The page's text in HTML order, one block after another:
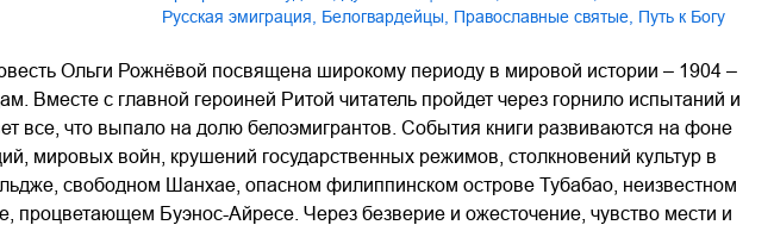
русская эмиграция
белогвардейцы православные святые путь к Богу
Ольги Рожнёвой посвящена широкому периоду в мировой истории – 1904 –
Вместе с главной героиней Ритой читатель пройдет через горнило испытаний и
все, что выпало на долю белоэмигрантов. События книги развиваются на фоне
мировых войн, крушений государственных режимов, столкновений культур в
свободном Шанхае, опасном филиппинском острове Тубабао, неизвестном
процветающем Буэнос-Айресе. Через безверие и ожесточение, чувство мести и